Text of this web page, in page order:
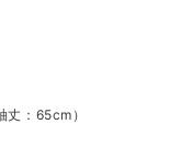
：65cm）